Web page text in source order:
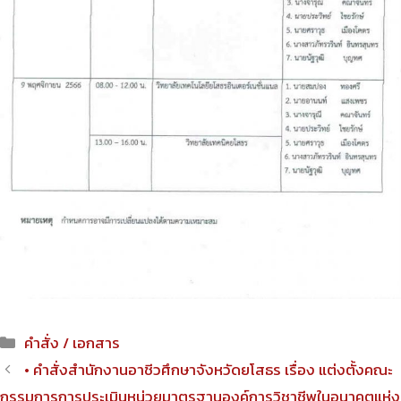
Categories
คำสั่ง / เอกสาร
Post
navigation
• คำสั่งสำนักงานอาชีวศึกษาจังหวัดยโสธร เรื่อง แต่งตั้งคณะ